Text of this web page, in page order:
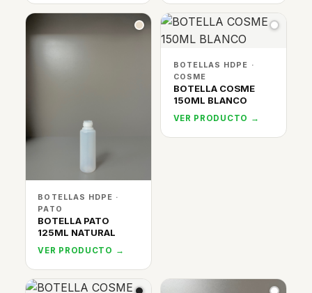
BOTELLAS HDPE ·
PATO
BOTELLA PATO
125ML NATURAL
VER PRODUCTO →
BOTELLAS HDPE ·
COSME
BOTELLA COSME
150ML BLANCO
VER PRODUCTO →